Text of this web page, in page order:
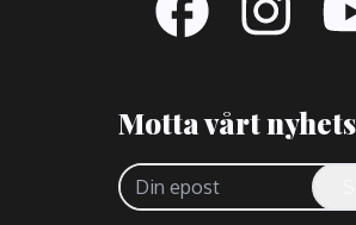
Motta vårt